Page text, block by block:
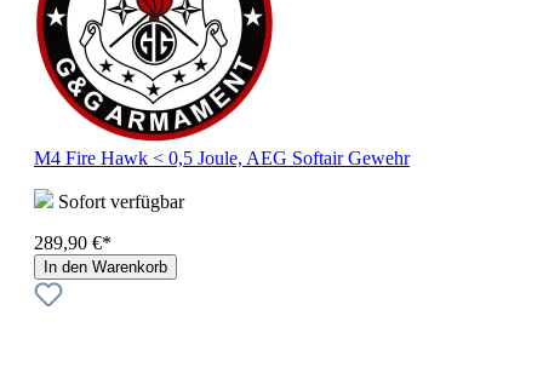
M4 Fire Hawk < 0,5 Joule, AEG Softair Gewehr
Sofort verfügbar
289,90 €*
In den Warenkorb